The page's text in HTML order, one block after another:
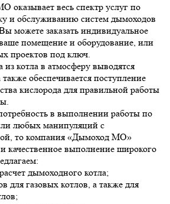
весь спектр услуг по
и обслуживанию систем дымоходов
можете заказать индивидуальное
помещение и оборудование, или
проектов под ключ.
котла в атмосферу выводятся
обеспечивается поступление
кислорода для правильной работы
в выполнении работы по
любых манипуляций с
то компания «Дымоход МО»
качественное выполнение широкого
дымоходного котла;
для газовых котлов, а также для